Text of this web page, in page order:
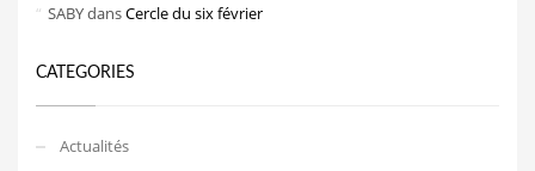
SABYdansCercle du six février
CATEGORIES
Actualités